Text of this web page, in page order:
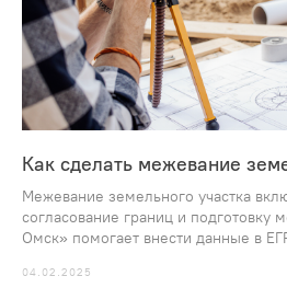
Как сделать межевание
Межевание земельного участка
согласование границ и подготовку
Омск» помогает внести данные в
04.02.2025